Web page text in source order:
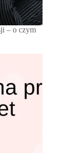
– o czym